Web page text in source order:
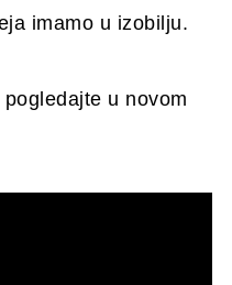
imamo u izobilju.
u novom